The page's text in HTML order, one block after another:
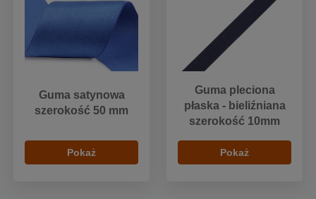
Guma satynowa
szerokość 50 mm
Pokaż
Guma pleciona
płaska - bieliźniana
szerokość 10mm
Pokaż